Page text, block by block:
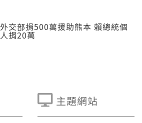
外交部捐500萬援助熊本 賴總統個
人捐20萬
主題網站